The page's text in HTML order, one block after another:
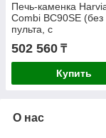
Печь-каменка
Combi BC90SE (без
пульта, с
парогенератором)
502 560 ₸
Купить
О нас